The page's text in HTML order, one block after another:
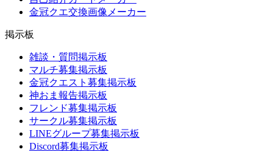
金冠クエ交換画像メーカー
掲示板
雑談・質問掲示板
マルチ募集掲示板
金冠クエスト募集掲示板
神おま報告掲示板
フレンド募集掲示板
サークル募集掲示板
LINEグループ募集掲示板
Discord募集掲示板